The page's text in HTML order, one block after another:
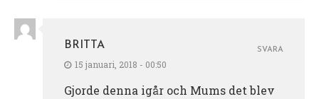
BRITTA
15 januari, 2018 - 00:50
Gjorde denna igår och Mums det blev
SVARA